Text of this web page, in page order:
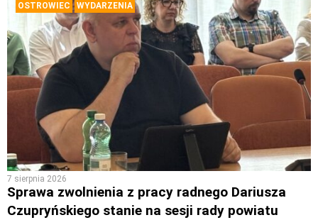
OSTROWIEC WYDARZENIA
7 sierpnia 2026
Sprawa zwolnienia z pracy radnego Dariusza
Czupryńskiego stanie na sesji rady powiatu